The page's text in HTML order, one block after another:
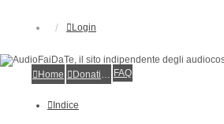
Login
Home
Donations FAQ
Indice